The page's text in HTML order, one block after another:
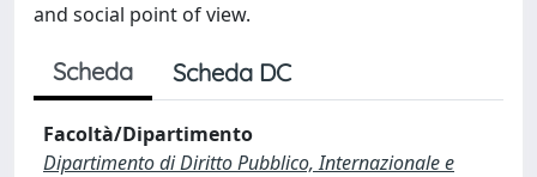
and social point of view.
Scheda Scheda DC
Facoltà/Dipartimento
Dipartimento di Diritto Pubblico, Internazionale e